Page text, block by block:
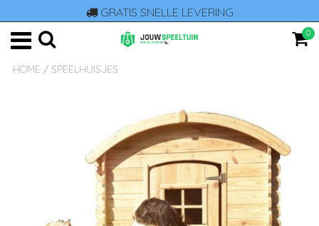
GRATIS SNELLE LEVERING
0
HOME / SPEELHUISJES